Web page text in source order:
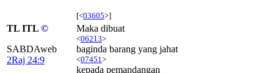
[<03605>]
TL ITL ©
SABDAweb
2Raj 24:9
Maka dibuat
<06213>
baginda barang yang jahat
<07451 >
kepada pemandangan